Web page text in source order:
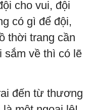
cho vui, đội
có gì để đội,
thời trang cần
sắm về thì có lẽ
đến từ thương